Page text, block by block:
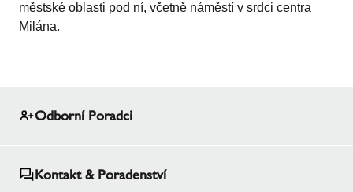
městské oblasti pod ní, včetně náměstí v srdci centra
Milána.
Odborní Poradci
Kontakt & Poradenství